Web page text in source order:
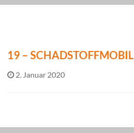
19 – SCHADSTOFFMOBIL
2. Januar 2020